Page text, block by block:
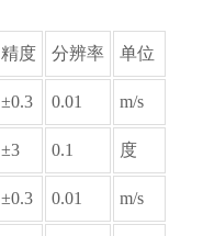
精度 分辨率 单位
±0.3 0.01 m/s
±3 0.1 度
±0.3 0.01 m/s